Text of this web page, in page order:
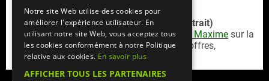
Service commande en ligne (livraison / retrait)
Retrouvez lacarte livraison Aux Delices De Maxime sur la
plateformeMangercacher.com(cagnotte, offres,
paiement en ligne sécurisé)
Notre site Web utilise des cookies pour
améliorer l'expérience utilisateur. En
utilisant notre site Web, vous acceptez tous
les cookies conformément à notre Politique
relative aux cookies. En savoir plus
AFFICHER TOUS LES PARTENAIRES